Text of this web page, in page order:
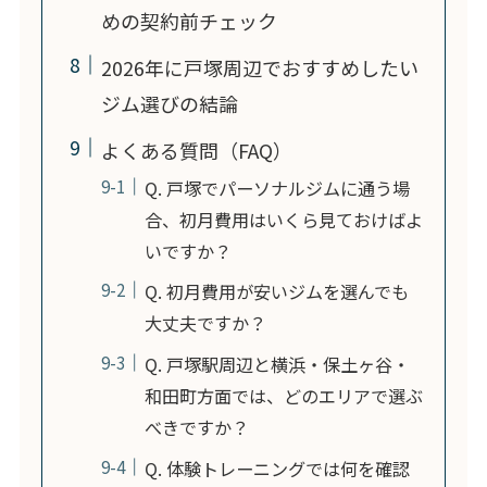
めの契約前チェック
2026年に戸塚周辺でおすすめしたい
ジム選びの結論
よくある質問（FAQ）
Q. 戸塚でパーソナルジムに通う場
合、初月費用はいくら見ておけばよ
いですか？
Q. 初月費用が安いジムを選んでも
大丈夫ですか？
Q. 戸塚駅周辺と横浜・保土ヶ谷・
和田町方面では、どのエリアで選ぶ
べきですか？
Q. 体験トレーニングでは何を確認